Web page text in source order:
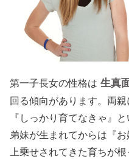
第一子長女の性格は 生真
回る傾向があります。両
『しっかり育てなきゃ』
弟妹が生まれてからは『
上乗せされてきた育ちが根